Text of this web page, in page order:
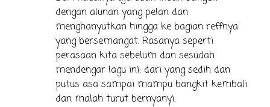
dengan alunan yang pelan dan
menghanyutkan hingga ke bagian reffnya
yang bersemangat. Rasanya seperti
perasaan kita sebelum dan sesudah
mendengar lagu ini: dari yang sedih dan
putus asa sampai mampu bangkit kembali
dan malah turut bernyanyi.